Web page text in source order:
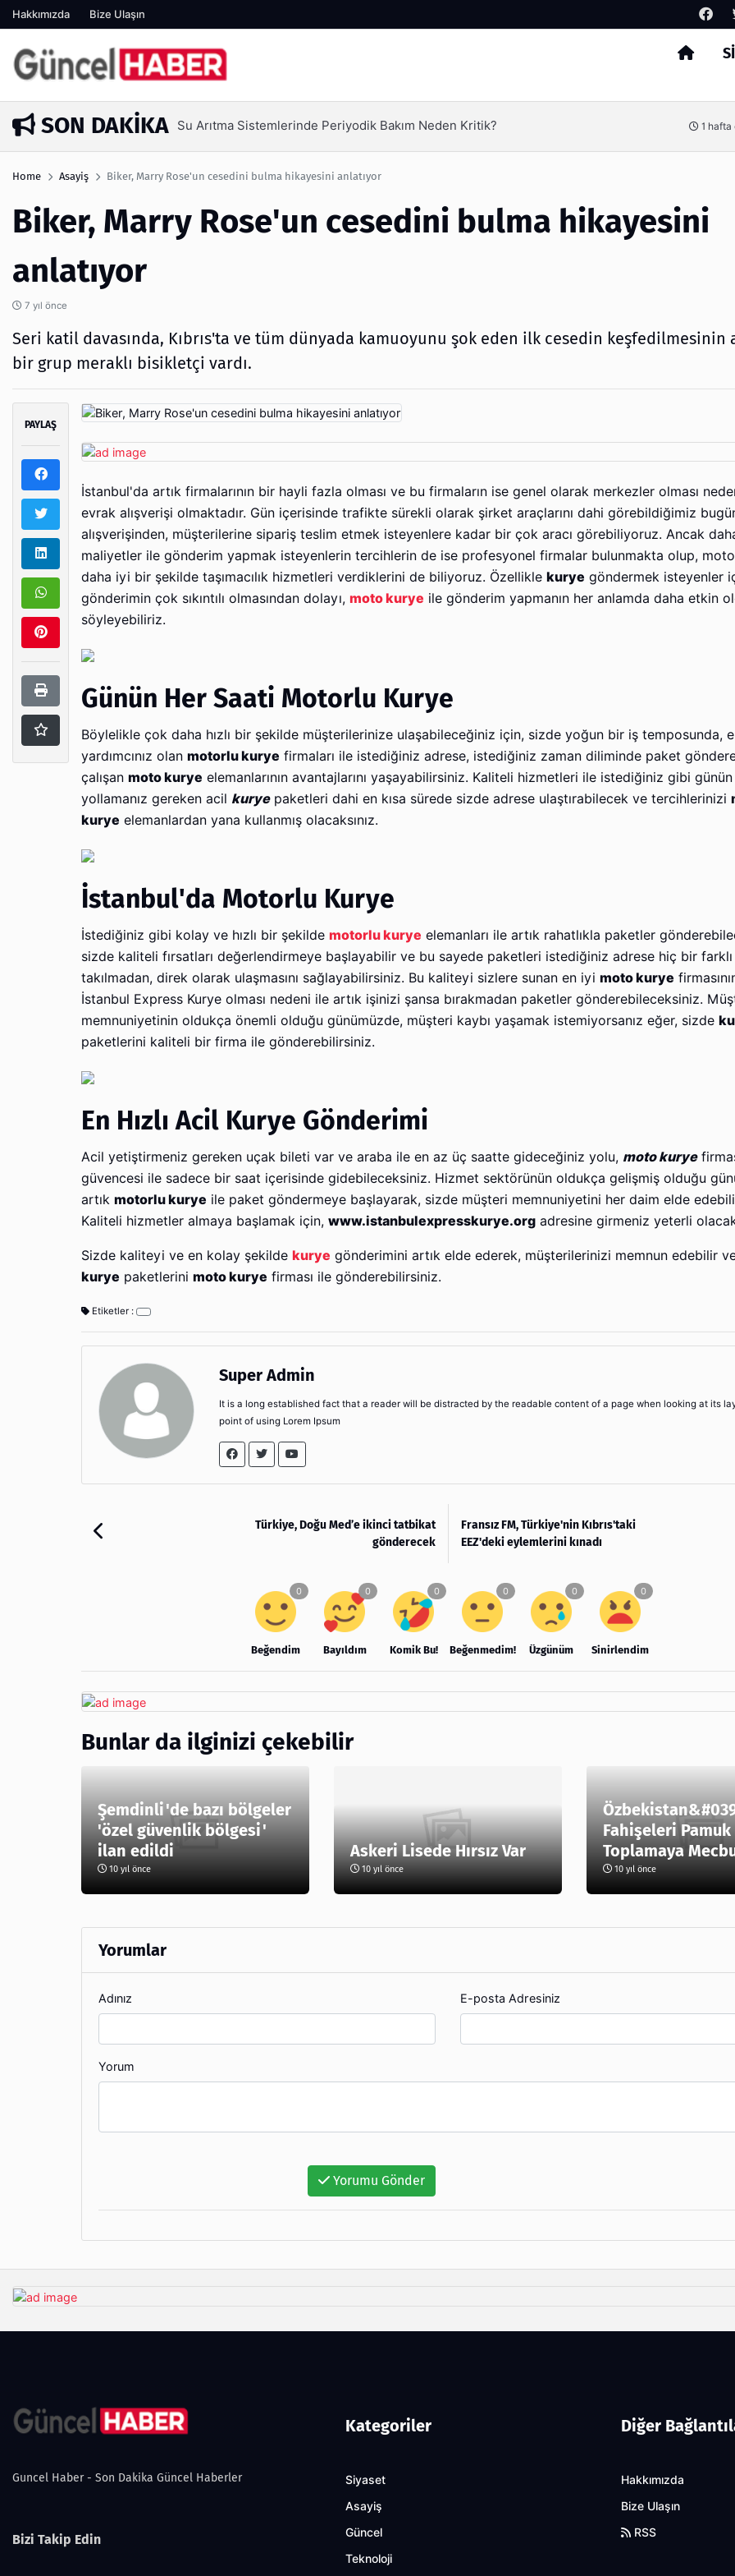
Hakkımızda Bize Ulaşın
Arama
SON DAKIKA1 hafta önceAmbalaj Süreçlerinde Yeni Nesil Verimliliği Olimpack ile Yakalayın 3
Home Asayiş Biker, Marry Rose'un cesedini bulma hikayesini anlatıyor
Biker, Marry Rose'un cesedini bulma hikayesini
anlatıyor
7 yıl önce
Seri katil davasında, Kıbrıs'ta ve tüm dünyada kamuoyunu şok eden ilk cesedin keşfedilmesinin
bir grup meraklı bisikletçi vardı.
PAYLAŞ
İstanbul'da artık firmalarının bir hayli fazla olması ve bu firmaların ise genel olarak merkezler olması
evrak alışverişi olmaktadır. Gün içerisinde trafikte sürekli olarak şirket araçlarını dahi görebildiğimiz
alışverişinden, müşterilerine sipariş teslim etmek isteyenlere kadar bir çok aracı görebiliyoruz. Ancak
maliyetler ile gönderim yapmak isteyenlerin tercihlerin de ise profesyonel firmalar bulunmakta olup,
daha iyi bir şekilde taşımacılık hizmetleri verdiklerini de biliyoruz. Özellikle kurye göndermek isteyenler
gönderimin çok sıkıntılı olmasından dolayı, moto kurye ile gönderim yapmanın her anlamda daha etkin
söyleyebiliriz.
Günün Her Saati Motorlu Kurye
Böylelikle çok daha hızlı bir şekilde müşterilerinize ulaşabileceğiniz için, sizde yoğun bir iş temposunda,
yardımcınız olan motorlu kurye firmaları ile istediğiniz adrese, istediğiniz zaman diliminde paket
çalışan moto kurye elemanlarının avantajlarını yaşayabilirsiniz. Kaliteli hizmetleri ile istediğiniz gibi günün
yollamanız gereken acil kuryepaketleri dahi en kısa sürede sizde adrese ulaştırabilecek ve tercihlerinizi
kurye elemanlardan yana kullanmış olacaksınız.
İstanbul'da Motorlu Kurye
İstediğiniz gibi kolay ve hızlı bir şekilde motorlu kurye elemanları ile artık rahatlıkla paketler
sizde kaliteli fırsatları değerlendirmeye başlayabilir ve bu sayede paketleri istediğiniz adrese hiç bir
takılmadan, direk olarak ulaşmasını sağlayabilirsiniz. Bu kaliteyi sizlere sunan en iyi moto kurye
İstanbul Express Kurye olması nedeni ile artık işinizi şansa bırakmadan paketler gönderebileceksiniz.
memnuniyetinin oldukça önemli olduğu günümüzde, müşteri kaybı yaşamak istemiyorsanız eğer, sizde
paketlerini kaliteli bir firma ile gönderebilirsiniz.
En Hızlı Acil Kurye Gönderimi
Acil yetiştirmeniz gereken uçak bileti var ve araba ile en az üç saatte gideceğiniz yolu, moto kurye
güvencesi ile sadece bir saat içerisinde gidebileceksiniz. Hizmet sektörünün oldukça gelişmiş olduğu
artık motorlu kurye ile paket göndermeye başlayarak, sizde müşteri memnuniyetini her daim elde
Kaliteli hizmetler almaya başlamak için, www.istanbulexpresskurye.org adresine girmeniz yeterli
Sizde kaliteyi ve en kolay şekilde kurye gönderimini artık elde ederek, müşterilerinizi memnun edebilir
kurye paketlerini moto kurye firması ile gönderebilirsiniz.
Etiketler :
Super Admin
It is a long established fact that a reader will be distracted by the readable content of a page when looking at its
point of using Lorem Ipsum
Türkiye, Doğu Med’e ikinci tatbikat
gönderecek
Fransız FM, Türkiye'nin Kıbrıs'taki
EEZ'deki eylemlerini kınadı
Beğendim Bayıldım Komik Bu! Beğenmedim! Üzgünüm Sinirlendim
Bunlar da ilginizi çekebilir
Şemdinli'de bazı bölgeler
'özel güvenlik bölgesi'
ilan edildi
10 yıl önce
Askeri Lisede Hırsız Var
10 yıl önce
Fahişeleri Pamuk
Toplamaya
10 yıl önce
Yorumlar
Adınız E-posta Adresiniz
Yorum
Yorumu Gönder
Guncel Haber - Son Dakika Güncel Haberler
Bizi Takip Edin
Kategoriler
Siyaset
Asayiş
Güncel
Teknoloji
Diğer
Hakkımızda
Bize Ulaşın
RSS